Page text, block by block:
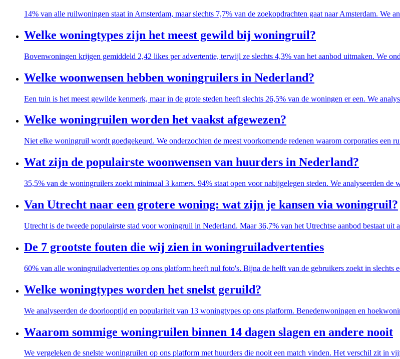
14% van alle ruilwoningen staat in Amsterdam, maar slechts 7,7% van de zoekopdrachten gaat naar Amsterdam. We
Welke woningtypes zijn het meest gewild bij woningruil?
Bovenwoningen krijgen gemiddeld 2,42 likes per advertentie, terwijl ze slechts 4,3% van het aanbod uitmaken. We
Welke woonwensen hebben woningruilers in Nederland?
Een tuin is het meest gewilde kenmerk, maar in de grote steden heeft slechts 26,5% van de woningen er een. We
Welke woningruilen worden het vaakst afgewezen?
Niet elke woningruil wordt goedgekeurd. We onderzochten de meest voorkomende redenen waarom corporaties een
Wat zijn de populairste woonwensen van huurders in Nederland?
35,5% van de woningruilers zoekt minimaal 3 kamers. 94% staat open voor nabijgelegen steden. We analyseerden de
Van Utrecht naar een grotere woning: wat zijn je kansen via woningruil?
Utrecht is de tweede populairste stad voor woningruil in Nederland. Maar 36,7% van het Utrechtse aanbod bestaat uit
De 7 grootste fouten die wij zien in woningruiladvertenties
60% van alle woningruiladvertenties op ons platform heeft nul foto's. Bijna de helft van de gebruikers zoekt in slechts
Welke woningtypes worden het snelst geruild?
We analyseerden de doorlooptijd en populariteit van 13 woningtypes op ons platform. Benedenwoningen en
Waarom sommige woningruilen binnen 14 dagen slagen en andere nooit
We vergeleken de snelste woningruilen op ons platform met huurders die nooit een match vinden. Het verschil zit in